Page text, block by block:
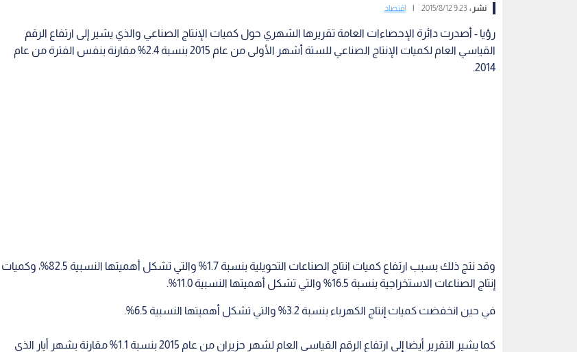
نشر :9:23 2015/8/12 اقتصاد
رؤيا - أصدرت دائرة الإحصاءات العامة تقريرها الشهري حول كميات الإنتاج الصناعي والذي يشير إلى ارتفاع الرقم
القياسي العام لكميات الإنتاج الصناعي للستة أشهر الأولى من عام 2015 بنسبة 2.4% مقارنة بنفس الفترة من عام
2014.
وقد نتج ذلك بسبب ارتفاع كميات انتاج الصناعات التحويلية بنسبة 1.7% والتي تشكل أهميتها النسبية 82.5%، وكميات
إنتاج الصناعات الاستخراجية بنسبة 16.5% والتي تشكل أهميتها النسبية 11.0%.
في حين انخفضت كميات إنتاج الكهرباء بنسبة 3.2% والتي تشكل أهميتها النسبية 6.5%.
كما يشير التقرير أيضا إلى ارتفاع الرقم القياسي العام لشهر حزيران من عام 2015 بنسبة 1.1% مقارنة بشهر أيار الذي